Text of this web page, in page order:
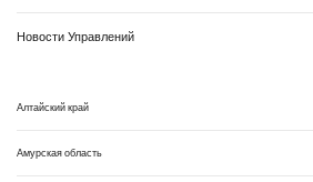
Новости Управлений
Алтайский край
Амурская область